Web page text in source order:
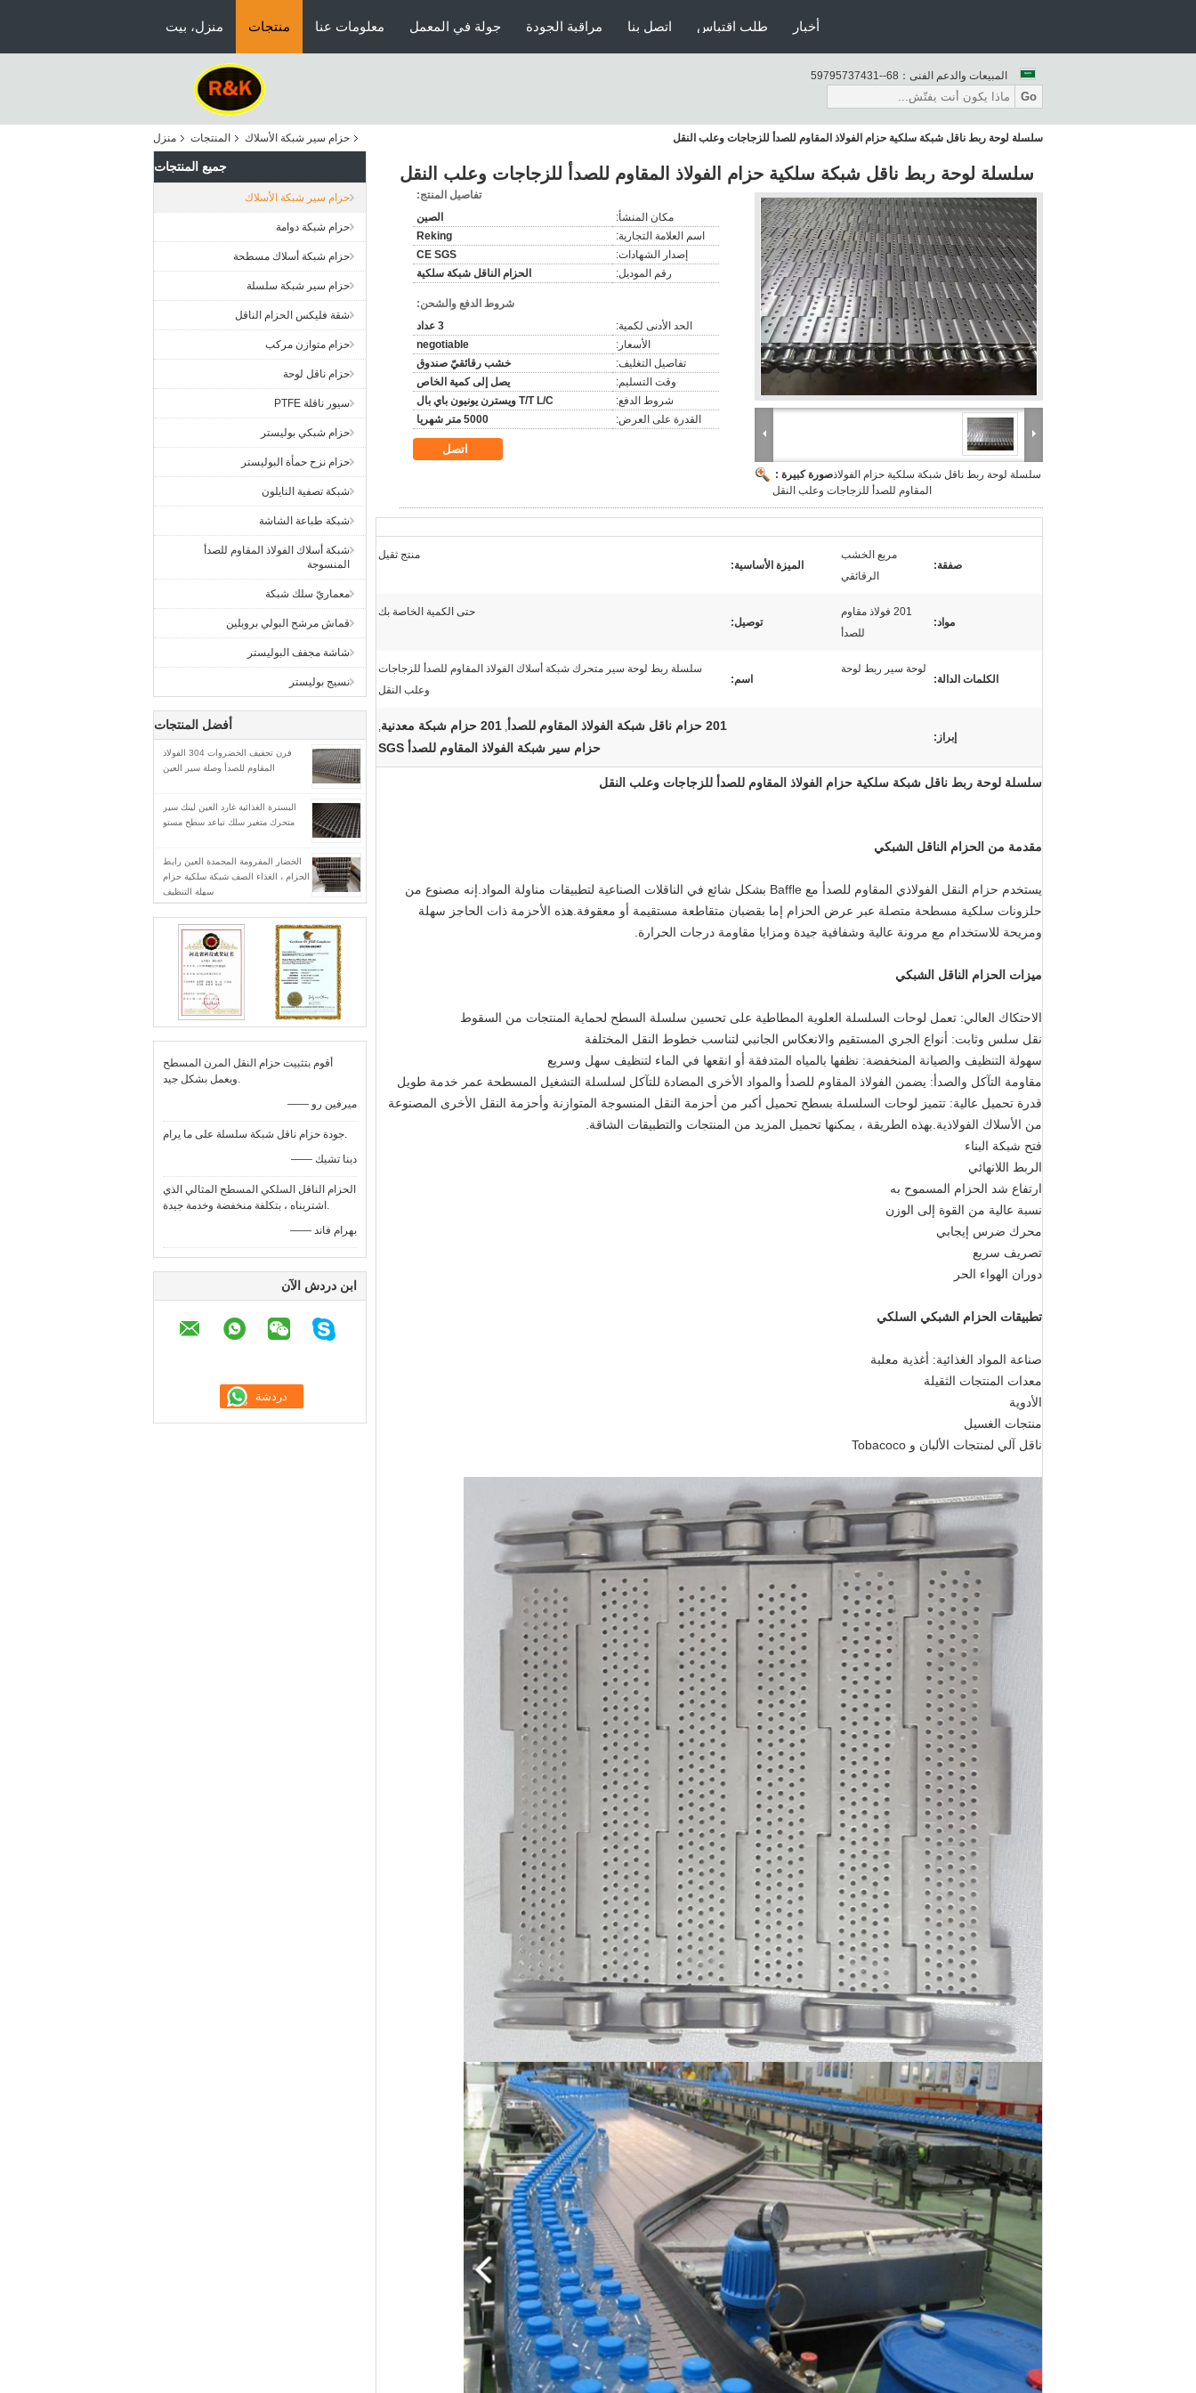
منزل، بيت منتجات معلومات عنا جولة في المعمل مراقبة الجودة اتصل بنا طلب اقتباس أخبار
المبيعات والدعم الفنى： 86--13473759795
Go
منزل المنتجات حزام سير شبكة الأسلاك سلسلة لوحة ربط ناقل شبكة سلكية حزام الفولاذ المقاوم للصدأ للزجاجات وعلب النقل
جميع المنتجات
حزام سير شبكة الأسلاك
حزام شبكة دوامة
حزام شبكة أسلاك مسطحة
حزام سير شبكة سلسلة
شقة فليكس الحزام الناقل
حزام متوازن مركب
حزام ناقل لوحة
سيور ناقلة PTFE
حزام شبكي بوليستر
حزام نزح حمأة البوليستر
شبكة تصفية النايلون
شبكة طباعة الشاشة
شبكة أسلاك الفولاذ المقاوم للصدأ
المنسوجة
معماريّ سلك شبكة
قماش مرشح البولي بروبلين
شاشة مجفف البوليستر
نسيج بوليستر
أفضل المنتجات
فرن تجفيف الخضروات 304 الفولاذ
المقاوم للصدأ وصلة سير العين
البسترة الغذائية غارد العين لينك سير
متحرك متغير سلك تباعد سطح مستو
الخضار المفرومة المجمدة العين رابط
الحزام ، الغذاء الصف شبكة سلكية حزام
سهلة التنظيف
أقوم بتثبيت حزام النقل المرن المسطح
ويعمل بشكل جيد.
—— ميرفين رو
جودة حزام ناقل شبكة سلسلة على ما يرام.
—— دينا تشيك
الحزام الناقل السلكي المسطح المثالي الذي
اشتريناه ، بتكلفة منخفضة وخدمة جيدة.
—— بهرام فاند
ابن دردش الآن
سلسلة لوحة ربط ناقل شبكة سلكية حزام الفولاذ المقاوم للصدأ للزجاجات وعلب النقل
صورة كبيرة :سلسلة لوحة ربط ناقل شبكة سلكية حزام الفولاذ
المقاوم للصدأ للزجاجات وعلب النقل
تفاصيل المنتج:
مكان المنشأ:
الصين
اسم العلامة التجارية:
Reking
إصدار الشهادات:
CE SGS
رقم الموديل:
الحزام الناقل شبكة سلكية
شروط الدفع والشحن:
الحد الأدنى لكمية:
3 عداد
الأسعار:
negotiable
تفاصيل التغليف:
خشب رقائقيّ صندوق
وقت التسليم:
يصل إلى كمية الخاص
شروط الدفع:
T/T L/C ويسترن يونيون باي بال
القدرة على العرض:
5000 متر شهريا
اتصل
صفقة:
مربع الخشب
الرقائقي
الميزة الأساسية:
منتج ثقيل
مواد:
201 فولاذ مقاوم
للصدأ
توصيل:
حتى الكمية الخاصة بك
الكلمات الدالة:
لوحة سير ربط لوحة
اسم:
سلسلة ربط لوحة سير متحرك شبكة أسلاك الفولاذ المقاوم للصدأ للزجاجات
وعلب النقل
إبراز:
201 حزام ناقل شبكة الفولاذ المقاوم للصدأ , 201 حزام شبكة معدنية ,
حزام سير شبكة الفولاذ المقاوم للصدأ SGS
سلسلة لوحة ربط ناقل شبكة سلكية حزام الفولاذ المقاوم للصدأ للزجاجات وعلب النقل
مقدمة من الحزام الناقل الشبكي
يستخدم حزام النقل الفولاذي المقاوم للصدأ مع Baffle بشكل شائع في الناقلات الصناعية لتطبيقات مناولة المواد.إنه مصنوع من
حلزونات سلكية مسطحة متصلة عبر عرض الحزام إما بقضبان متقاطعة مستقيمة أو معقوفة.هذه الأحزمة ذات الحاجز سهلة
ومريحة للاستخدام مع مرونة عالية وشفافية جيدة ومزايا مقاومة درجات الحرارة.
ميزات الحزام الناقل الشبكي
الاحتكاك العالي: تعمل لوحات السلسلة العلوية المطاطية على تحسين سلسلة السطح لحماية المنتجات من السقوط
نقل سلس وثابت: أنواع الجري المستقيم والانعكاس الجانبي لتناسب خطوط النقل المختلفة
سهولة التنظيف والصيانة المنخفضة: نظفها بالمياه المتدفقة أو انقعها في الماء لتنظيف سهل وسريع
مقاومة التآكل والصدأ: يضمن الفولاذ المقاوم للصدأ والمواد الأخرى المضادة للتآكل لسلسلة التشغيل المسطحة عمر خدمة طويل
قدرة تحميل عالية: تتميز لوحات السلسلة بسطح تحميل أكبر من أحزمة النقل المنسوجة المتوازنة وأحزمة النقل الأخرى المصنوعة
من الأسلاك الفولاذية.بهذه الطريقة ، يمكنها تحميل المزيد من المنتجات والتطبيقات الشاقة.
فتح شبكة البناء
الربط اللانهائي
ارتفاع شد الحزام المسموح به
نسبة عالية من القوة إلى الوزن
محرك ضرس إيجابي
تصريف سريع
دوران الهواء الحر
تطبيقات الحزام الشبكي السلكي
صناعة المواد الغذائية: أغذية معلبة
معدات المنتجات الثقيلة
الأدوية
منتجات الغسيل
ناقل آلي لمنتجات الألبان و Tobacoco